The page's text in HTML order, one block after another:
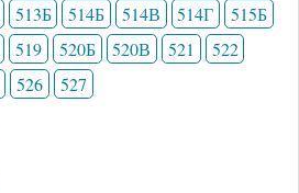
513Б 514Б 514В 514Г
515Б
519 520Б 520В 521
522
526 527